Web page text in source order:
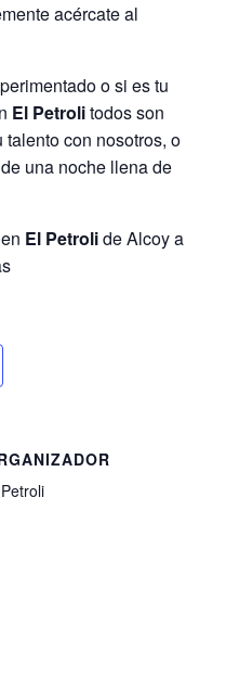
acércate al
o si es tu
El Petrolitodos son
con nosotros, o
una noche llena de
El Petrolide Alcoy a